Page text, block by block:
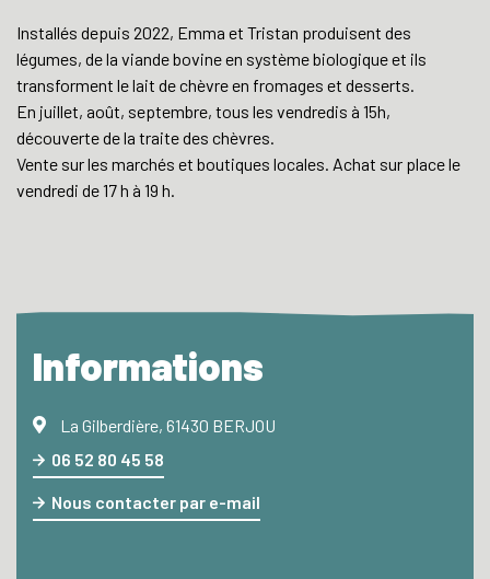
Installés depuis 2022, Emma et Tristan produisent des
légumes, de la viande bovine en système biologique et ils
transforment le lait de chèvre en fromages et desserts.
En juillet, août, septembre, tous les vendredis à 15h,
découverte de la traite des chèvres.
Vente sur les marchés et boutiques locales. Achat sur place le
vendredi de 17 h à 19 h.
Informations
La Gilberdière, 61430 BERJOU
06 52 80 45 58
Nous contacter par e-mail